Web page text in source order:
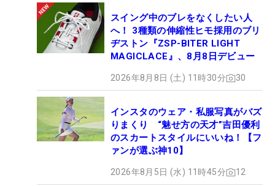
スイング中のブレをなくしたい人
へ！ 3種類の伸縮性ヒモ採用のブリ
ヂストン『ZSP-BITER LIGHT
MAGICLACE』、8月8日デビュー
2026年8月8日 (土) 11時30分 30
インスタのウェア・私服写真がバズ
りまくり “魅せ方の天才”吉田優利
のスカートスタイルにいいね！【フ
ァンが選ぶ神10】
2026年8月5日 (水) 11時45分 12